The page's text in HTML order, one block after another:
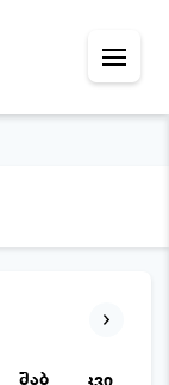
შაბ კვი